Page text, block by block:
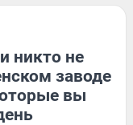
никто не
заводе
вы